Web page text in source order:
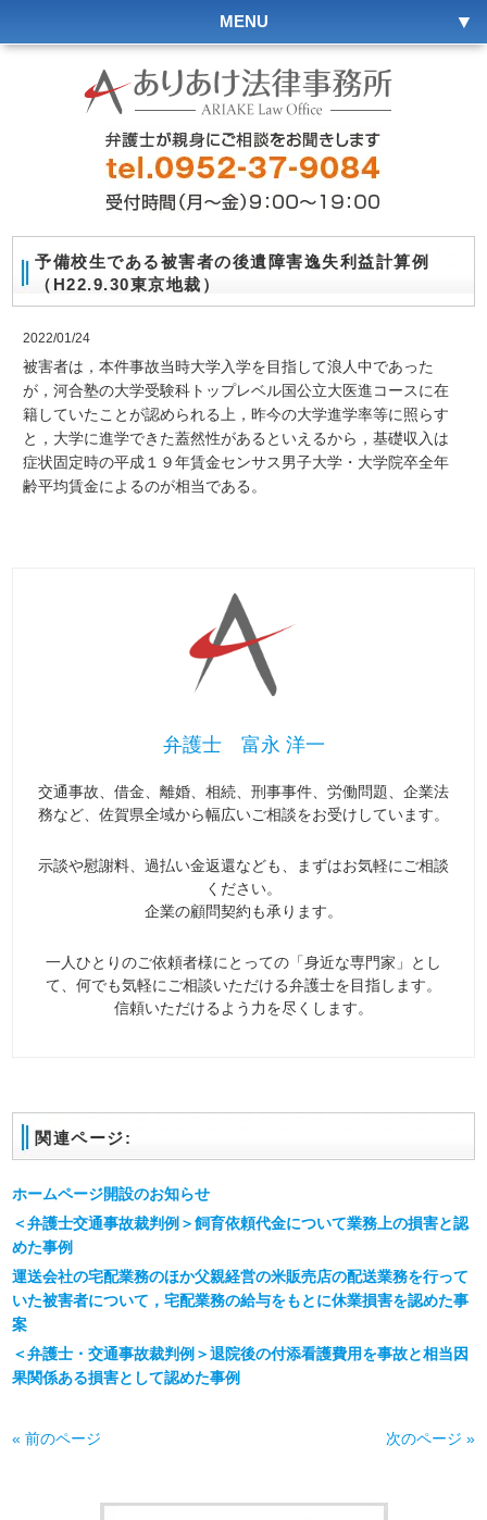
MENU
予備校生である被害者の後遺障害逸失利益計算例
（H22.9.30東京地裁）
2022/01/24
被害者は，本件事故当時大学入学を目指して浪人中であった
が，河合塾の大学受験科トップレベル国公立大医進コースに在
籍していたことが認められる上，昨今の大学進学率等に照らす
と，大学に進学できた蓋然性があるといえるから，基礎収入は
症状固定時の平成１９年賃金センサス男子大学・大学院卒全年
齢平均賃金によるのが相当である。
弁護士 富永 洋一
交通事故、借金、離婚、相続、刑事事件、労働問題、企業法
務など、佐賀県全域から幅広いご相談をお受けしています。
示談や慰謝料、過払い金返還なども、まずはお気軽にご相談
ください。
企業の顧問契約も承ります。
一人ひとりのご依頼者様にとっての「身近な専門家」とし
て、何でも気軽にご相談いただける弁護士を目指します。
信頼いただけるよう力を尽くします。
関連ページ:
ホームページ開設のお知らせ
＜弁護士交通事故裁判例＞飼育依頼代金について業務上の損害と認
めた事例
運送会社の宅配業務のほか父親経営の米販売店の配送業務を行って
いた被害者について，宅配業務の給与をもとに休業損害を認めた事
案
＜弁護士・交通事故裁判例＞退院後の付添看護費用を事故と相当因
果関係ある損害として認めた事例
« 前のページ 次のページ »